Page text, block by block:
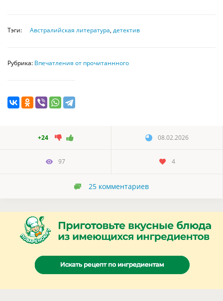
Тэги: Австралийская литература, детектив
Рубрика: Впечатления от прочитаннного
+24 08.02.2026
97 4
25 комментариев